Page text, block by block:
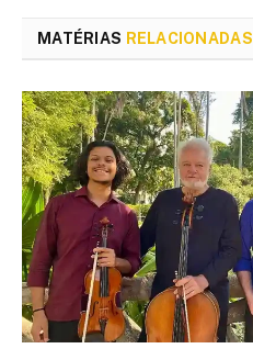
MATÉRIAS RELACIONADAS